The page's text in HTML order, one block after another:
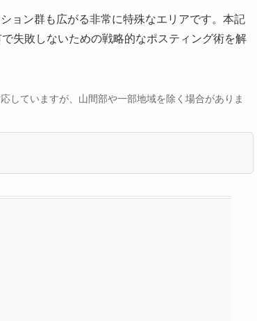
ョン群も広がる非常に特殊なエリアです。本記
失敗しないための戦略的なポスティング術を解
していますが、山間部や一部地域を除く場合がありま